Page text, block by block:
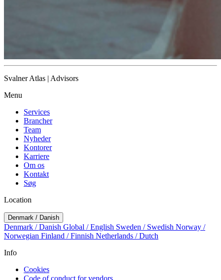
Svalner Atlas | Advisors
Menu
Services
Brancher
Team
Nyheder
Kontorer
Karriere
Om os
Kontakt
Søg
Location
Denmark / Danish
Denmark / Danish Global / English Sweden / Swedish Norway /
Norwegian Finland / Finnish Netherlands / Dutch
Info
Cookies
Code of conduct for vendors